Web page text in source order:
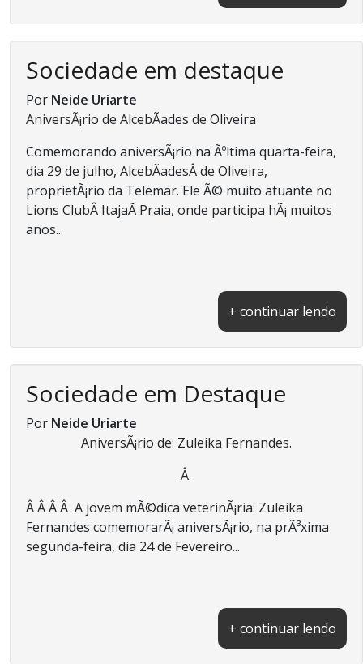
Sociedade em destaque
Por Neide Uriarte
AniversÃ¡rio de AlcebÃ­ades de Oliveira
Comemorando aniversÃ¡rio na Ãºltima quarta-feira,
dia 29 de julho, AlcebÃ­adesÂ de Oliveira,
proprietÃ¡rio da Telemar. Ele Ã© muito atuante no
Lions ClubÂ ItajaÃ­ Praia, onde participa hÃ¡ muitos
anos...
+ continuar lendo
Sociedade em Destaque
Por Neide Uriarte
AniversÃ¡rio de: Zuleika Fernandes.
Â
Â Â Â Â A jovem mÃ©dica veterinÃ¡ria: Zuleika
Fernandes comemorarÃ¡ aniversÃ¡rio, na prÃ³xima
segunda-feira, dia 24 de Fevereiro...
+ continuar lendo